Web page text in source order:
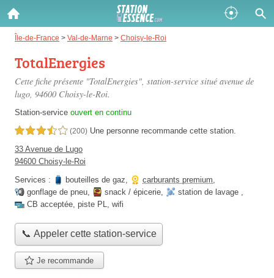
Île-de-France > Val-de-Marne > Choisy-le-Roi
TotalEnergies
Cette fiche présente "TotalEnergies", station-service situé avenue de
lugo, 94600 Choisy-le-Roi.
Station-service ouvert en continu
3,5 étoiles sur 5 (200) Une personne recommande cette station.
33 Avenue de Lugo
94600 Choisy-le-Roi
Services :
bouteilles de gaz, carburants premium,
gonflage de pneu, snack / épicerie, station de lavage ,
CB acceptée, piste PL, wifi
📞 Appeler cette station-service
Je recommande
Gazole :
Disponible
SP 98 :
Disponible
SP 95 :
Disponible